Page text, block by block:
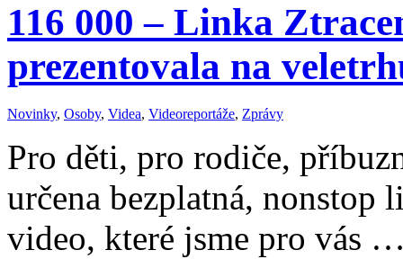
116 000 – Linka
prezentovala na
Novinky, Osoby, Videa, Videoreportáže, Zprávy
Pro děti, pro rodiče,
určena bezplatná, nonstop
video, které jsme pro vás